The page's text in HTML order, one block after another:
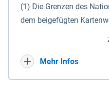
(1) Die Grenzen des
dem beigefügten
(DTK) im Maßstab 1 :
verkleinerte Amtliche
Mehr Infos